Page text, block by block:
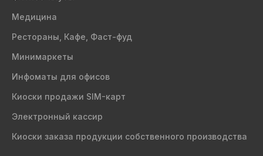
Медицина
Рестораны, Кафе, Фаст-фуд
Минимаркеты
Инфоматы для офисов
Киоски продажи SIM-карт
Электронный кассир
Киоски заказа продукции собственного производства